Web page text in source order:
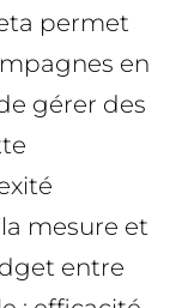
permet
en
gérer des
mesure et
entre